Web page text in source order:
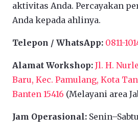
aktivitas Anda. Percayakan
Anda kepada ahlinya.
Telepon / WhatsApp: 0811-
Alamat Workshop: Jl. H.
Baru, Kec. Pamulang, Kota
Banten 15416 (Melayani area
Jam Operasional: